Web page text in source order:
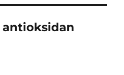
antioksidan